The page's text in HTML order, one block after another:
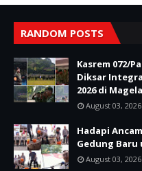
RANDOM POSTS
Kasrem 072/
Diksar
2026 di
August 03, 2026
Hadapi
Gedung
August 03, 2026